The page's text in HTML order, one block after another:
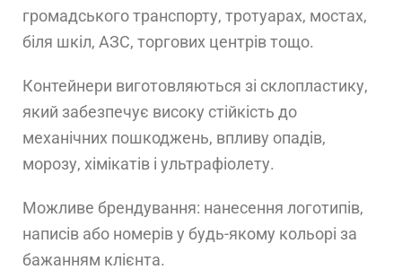
громадського транспорту, тротуарах, мостах,
біля шкіл, АЗС, торгових центрів тощо.
Контейнери виготовляються зі склопластику,
який забезпечує високу стійкість до
механічних пошкоджень, впливу опадів,
морозу, хімікатів і ультрафіолету.
Можливе брендування: нанесення логотипів,
написів або номерів у будь-якому кольорі за
бажанням клієнта.